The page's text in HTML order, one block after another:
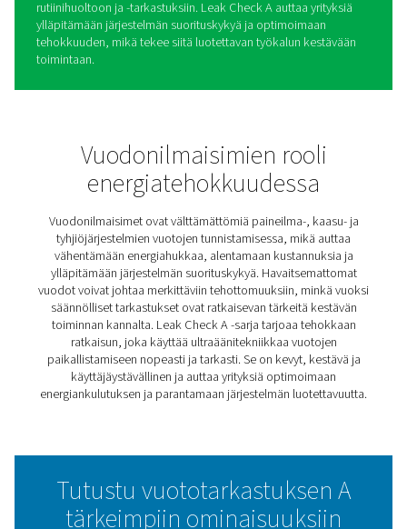
Vuototarkastus A
Vuotoilmaisimet
Vuototarkastus A helpottaa paineilma-, kaasu- ja
tyhjiöjärjestelmien vuotojen havaitsemista. Muuntamalla
ultraäänisignaalit tunnistettaviksi taajuuksiksi se
vuotojen nopean ja tarkan havaitsemisen, mikä
rutiinihuoltoon ja -tarkastuksiin. Leak Check A auttaa
ylläpitämään järjestelmän suorituskykyä ja optimoimaan